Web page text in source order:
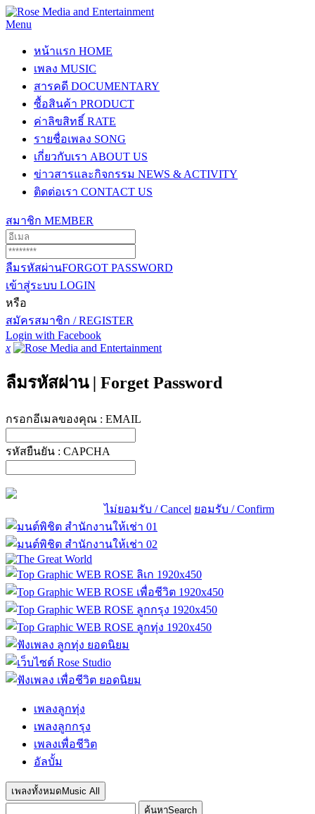
Menu
หน้าแรก HOME
เพลง MUSIC
สารคดี DOCUMENTARY
ซื้อสินค้า PRODUCT
ค่าลิขสิทธิ์ RATE
รายชื่อเพลง SONG
เกี่ยวกับเรา ABOUT US
ข่าวสารและกิจกรรม NEWS & ACTIVITY
ติดต่อเรา CONTACT US
สมาชิก MEMBER
ลืมรหัสผ่านFORGOT PASSWORD
เข้าสู่ระบบ LOGIN
หรือ
สมัครสมาชิก / REGISTER
Login with Facebook
x
ลืมรหัสผ่าน | Forget Password
กรอกอีเมลของคุณ : EMAIL
รหัสยืนยัน : CAPCHA
ไม่ยอมรับ / Cancel ยอมรับ / Confirm
เพลงลูกทุ่ง
เพลงลูกกรุง
เพลงเพื่อชีวิต
อัลบั้ม
เพลงทั้งหมด Music All
ค้นหาSearch